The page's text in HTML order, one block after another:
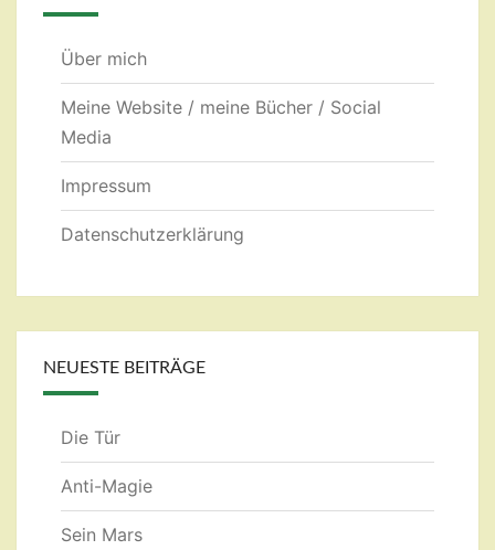
Über mich
Meine Website / meine Bücher / Social
Media
Impressum
Datenschutzerklärung
NEUESTE BEITRÄGE
Die Tür
Anti-Magie
Sein Mars